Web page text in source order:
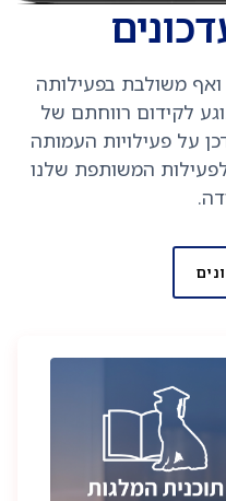
משולבת בפעילותה
לקידום רווחתם של
על פעילויות העמותה
לפעילות המשותפת שלנו